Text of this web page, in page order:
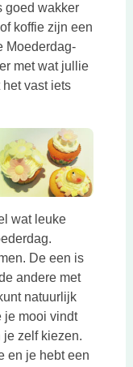
goed wakker
koffie zijn een
Moederdag-
met wat jullie
vast iets
wat leuke
De een is
link opent in een
andere met
link opent in een
natuurlijk
je mooi vindt
je zelf kiezen.
en je hebt een